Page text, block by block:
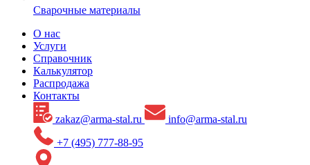
Сварочные материалы
О нас
Услуги
Справочник
Калькулятор
Распродажа
Контакты
zakaz@arma-stal.ru
info@arma-stal.ru
+7 (495) 777-88-95